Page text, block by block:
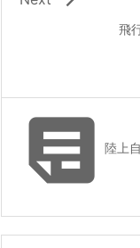
飛
陸上